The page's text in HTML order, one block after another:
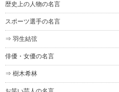
歴史上の人物の名言
スポーツ選手の名言
⇒ 羽生結弦
俳優・女優の名言
⇒ 樹木希林